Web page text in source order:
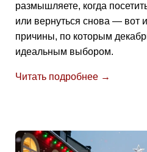
размышляете, когда
или вернуться снова — вот
причины, по которым
идеальным выбором.
Читать подробнее →